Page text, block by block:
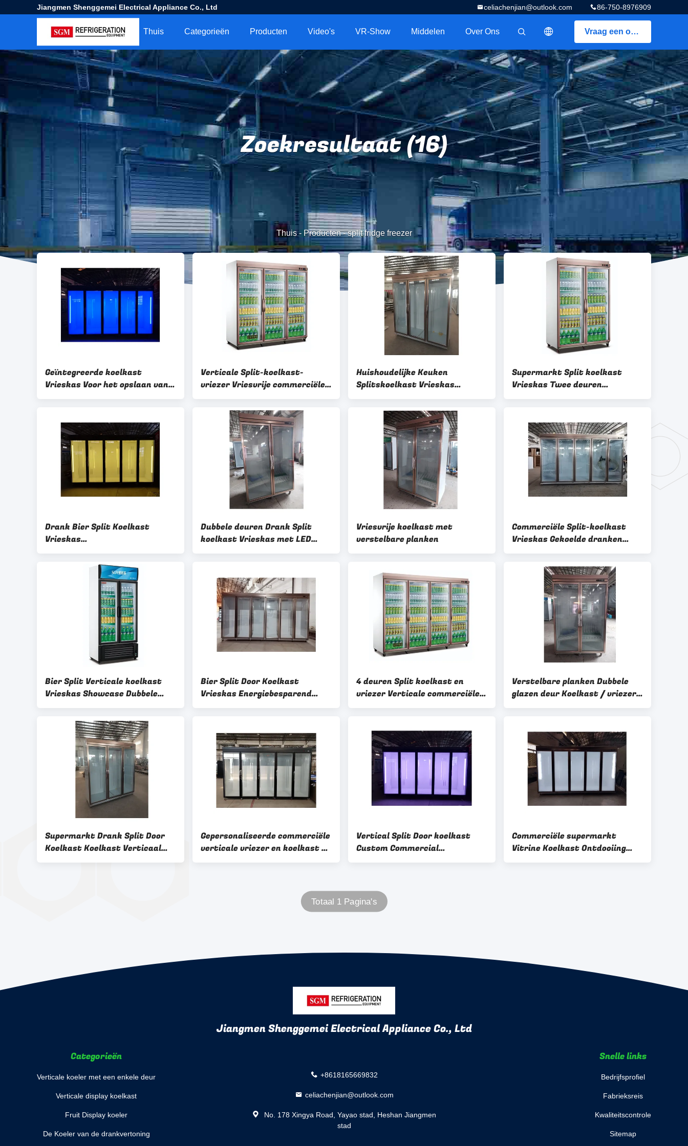
Jiangmen Shenggemei Electrical Appliance Co., Ltd 86-750-8976909
celiachenjian@outlook.com
Vraag een offerte aan
描述
Thuis Categorieën Producten Video's VR-Show Middelen Over Ons
Zoekresultaat (16)
Thuis- Producten-split fridge freezer
Geïntegreerde koelkast
Vrieskas Voor het opslaan van
commerciële koelkast Vrieskas
Verticale Split-koelkast-
vriezer Vriesvrije commerciële
koelkastvriezer 3C
Huishoudelijke Keuken
Splitskoelkast Vrieskas
Splitsdeur Koelkast Verticaal
Supermarkt Split koelkast
Vrieskas Twee deuren
Verstelbare planken
Drank Bier Split Koelkast
Vrieskas
Gemakkelijkheidswinkel
Koelkast Vriesvrij
Dubbele deuren Drank Split
koelkast Vrieskas met LED
licht Verstelbare planken En
Vriesvrije koelkast met
verstelbare planken
Commerciële Split-koelkast
Vrieskas Gekoelde dranken
Split-deur koelkast
Bier Split Verticale koelkast
Vrieskas Showcase Dubbele
isolerende glazen deur
Bier Split Door Koelkast
Vrieskas Energiebesparend
Verticale Vrieskas En Vrieskas
4 deuren Split koelkast en
vriezer Verticale commerciële
supermarkt koelkast
Verstelbare planken Dubbele
glazen deur Koelkast / vriezer
voor dranken / voedsel
Supermarkt Drank Split Door
Koelkast Koelkast Verticaal
grote capaciteit
Gepersonaliseerde commerciële
verticale vriezer en koelkast 6
lagen verstelbare planken
Vertical Split Door koelkast
Custom Commercial
Convenience Store Vrieskas
Commerciële supermarkt
Vitrine Koelkast Ontdooiing
Display Split koeler
Totaal 1 Pagina's
Jiangmen Shenggemei Electrical Appliance Co., Ltd
Categorieën
Verticale koeler met een enkele deur
Verticale display koelkast
Fruit Display koeler
De Koeler van de drankvertoning
+8618165669832
celiachenjian@outlook.com
No. 178 Xingya Road, Yayao stad, Heshan Jiangmen
stad
Snelle links
Bedrijfsprofiel
Fabrieksreis
Kwaliteitscontrole
Sitemap